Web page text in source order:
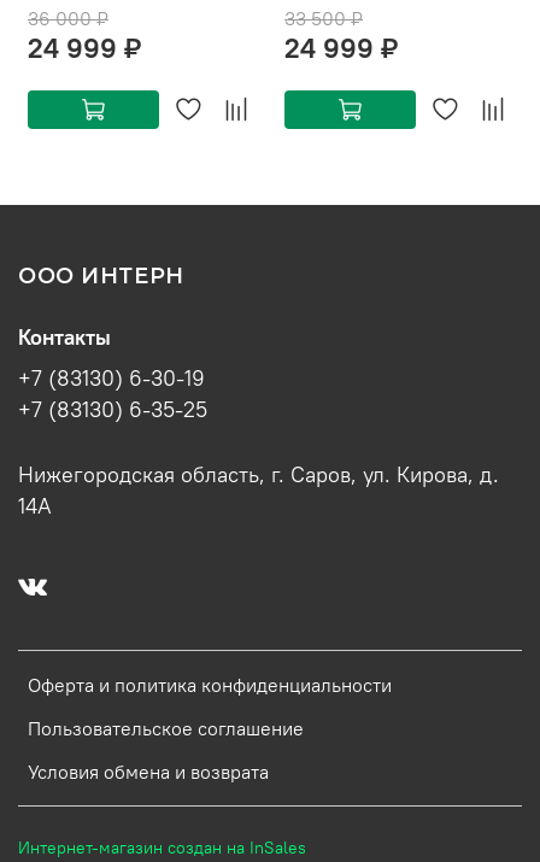
36 000 ₽
24 999 ₽
33 500 ₽
24 999 ₽
ООО ИНТЕРН
Оферта и политика конфиденциальности
Пользовательское соглашение
Условия обмена и возврата
Контакты
+7 (83130) 6-30-19
+7 (83130) 6-35-25
Нижегородская область, г. Саров, ул. Кирова, д.
14А
Интернет-магазин создан на InSales